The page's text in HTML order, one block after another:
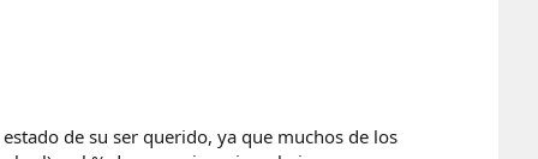
de su ser querido, ya que muchos de los